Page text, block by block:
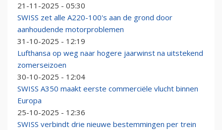
21-11-2025 - 05:30
SWISS zet alle A220-100's aan de grond door
aanhoudende motorproblemen
31-10-2025 - 12:19
Lufthansa op weg naar hogere jaarwinst na uitstekend
zomerseizoen
30-10-2025 - 12:04
SWISS A350 maakt eerste commerciële vlucht binnen
Europa
25-10-2025 - 12:36
SWISS verbindt drie nieuwe bestemmingen per trein